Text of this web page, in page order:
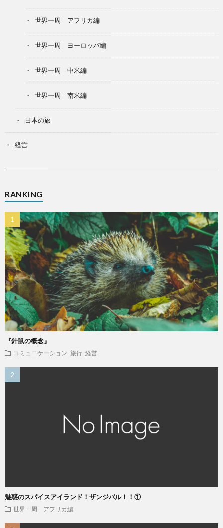
世界一周 アフリカ編
世界一周 ヨーロッパ編
世界一周 中米編
世界一周 南米編
日本の旅
経営
RANKING
『針鼠の概念』
コミュニケーション 旅行 経営
魅惑のスパイスアイランド！ザンジバル！！①
世界一周 アフリカ編